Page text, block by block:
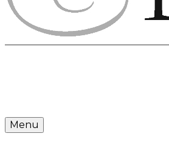
Menu